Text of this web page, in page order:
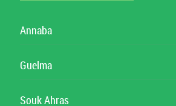
Annaba
Guelma
Souk Ahras